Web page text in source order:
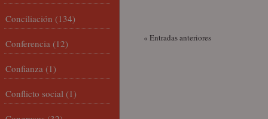
« Entradas anteriores
Conciliación (134)
Conferencia (12)
Confianza (1)
Conflicto social (1)